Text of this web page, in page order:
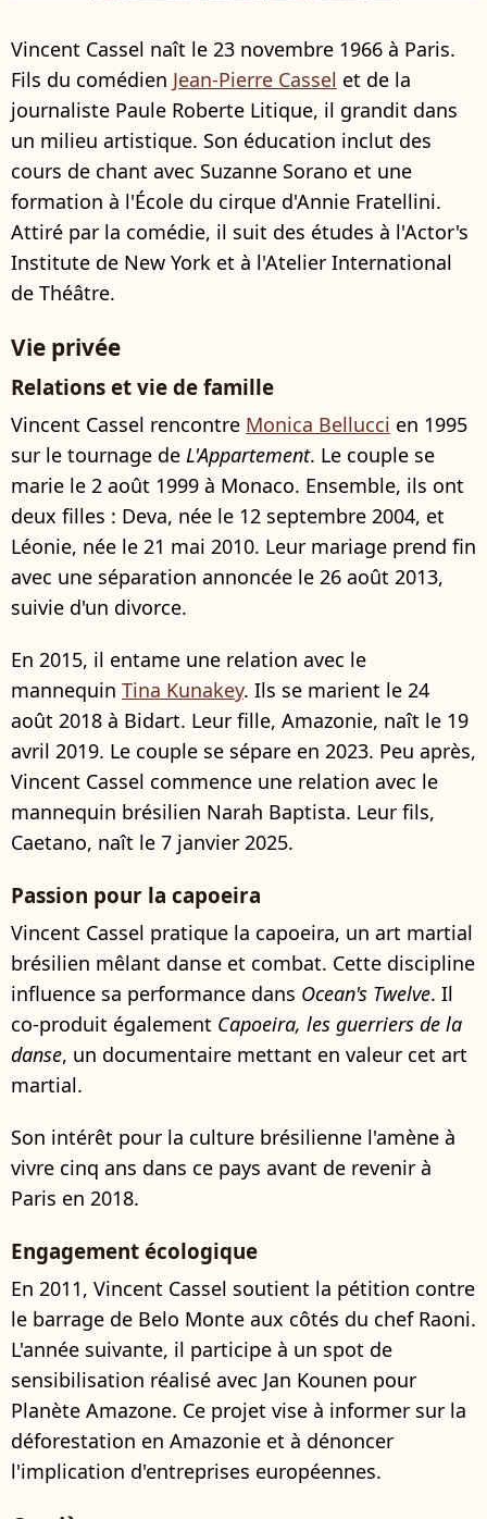
Vincent Cassel naît le 23 novembre 1966 à Paris.
Fils du comédien Jean-Pierre Cassel et de la
journaliste Paule Roberte Litique, il grandit dans
un milieu artistique. Son éducation inclut des
cours de chant avec Suzanne Sorano et une
formation à l'École du cirque d'Annie Fratellini.
Attiré par la comédie, il suit des études à l'Actor's
Institute de New York et à l'Atelier International
de Théâtre.
Vie privée
Relations et vie de famille
Vincent Cassel rencontre Monica Bellucci en 1995
sur le tournage de L'Appartement. Le couple se
marie le 2 août 1999 à Monaco. Ensemble, ils ont
deux filles : Deva, née le 12 septembre 2004, et
Léonie, née le 21 mai 2010. Leur mariage prend fin
avec une séparation annoncée le 26 août 2013,
suivie d'un divorce.
En 2015, il entame une relation avec le
mannequin Tina Kunakey. Ils se marient le 24
août 2018 à Bidart. Leur fille, Amazonie, naît le 19
avril 2019. Le couple se sépare en 2023. Peu après,
Vincent Cassel commence une relation avec le
mannequin brésilien Narah Baptista. Leur fils,
Caetano, naît le 7 janvier 2025.
Passion pour la capoeira
Vincent Cassel pratique la capoeira, un art martial
brésilien mêlant danse et combat. Cette discipline
influence sa performance dans Ocean's Twelve. Il
co-produit également Capoeira, les guerriers de la
danse, un documentaire mettant en valeur cet art
martial.
Son intérêt pour la culture brésilienne l'amène à
vivre cinq ans dans ce pays avant de revenir à
Paris en 2018.
Engagement écologique
En 2011, Vincent Cassel soutient la pétition contre
le barrage de Belo Monte aux côtés du chef Raoni.
L'année suivante, il participe à un spot de
sensibilisation réalisé avec Jan Kounen pour
Planète Amazone. Ce projet vise à informer sur la
déforestation en Amazonie et à dénoncer
l'implication d'entreprises européennes.